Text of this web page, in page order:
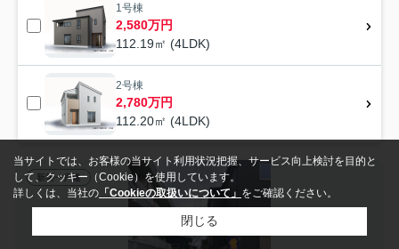
1号棟
2,580万円
112.19㎡ (4LDK)
2号棟
2,780万円
112.20㎡ (4LDK)
新築一戸建
当サイトでは、お客様の当サイト利用状況把握、サービス向上検討を目的と
して、クッキー（Cookie）を使用しています。
詳しくは、当社の 「Cookieの取扱いについて」 をご確認ください。
閉じる